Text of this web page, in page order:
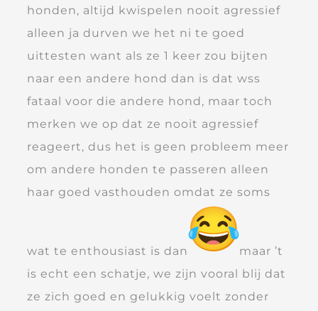
honden, altijd kwispelen nooit agressief
alleen ja durven we het ni te goed
uittesten want als ze 1 keer zou bijten
naar een andere hond dan is dat wss
fataal voor die andere hond, maar toch
merken we op dat ze nooit agressief
reageert, dus het is geen probleem meer
om andere honden te passeren alleen
haar goed vasthouden omdat ze soms
wat te enthousiast is dan
maar ’t
is echt een schatje, we zijn vooral blij dat
ze zich goed en gelukkig voelt zonder